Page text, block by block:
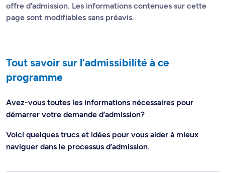
offre d’admission. Les informations contenues sur cette
page sont modifiables sans préavis.
Tout savoir sur l’admissibilité à ce
programme
Avez-vous toutes les informations nécessaires pour
démarrer votre demande d’admission?
Voici quelques trucs et idées pour vous aider à mieux
naviguer dans le processus d’admission.